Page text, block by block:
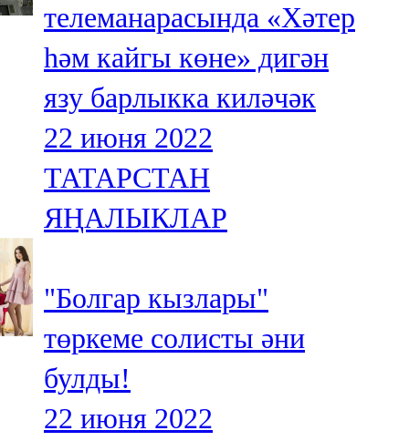
телеманарасында «Хәтер
һәм кайгы көне» дигән
язу барлыкка киләчәк
22 июня 2022
ТАТАРСТАН
ЯҢАЛЫКЛАР
"Болгар кызлары"
төркеме солисты әни
булды!
22 июня 2022